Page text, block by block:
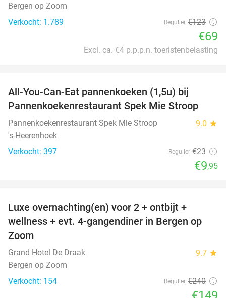
Bergen op Zoom
Verkocht: 1.789
Regulier €123
€69
Excl. ca. €4 p.p.p.n. toeristenbelasting
All-You-Can-Eat pannenkoeken (1,5u) bij
Pannenkoekenrestaurant Spek Mie Stroop
Pannenkoekenrestaurant Spek Mie Stroop 9.0 star
's-Heerenhoek
Verkocht: 397
Regulier €23
€9,95
Luxe overnachting(en) voor 2 + ontbijt +
wellness + evt. 4-gangendiner in Bergen op
Zoom
Grand Hotel De Draak 9.7 star
Bergen op Zoom
Verkocht: 154
Regulier €240